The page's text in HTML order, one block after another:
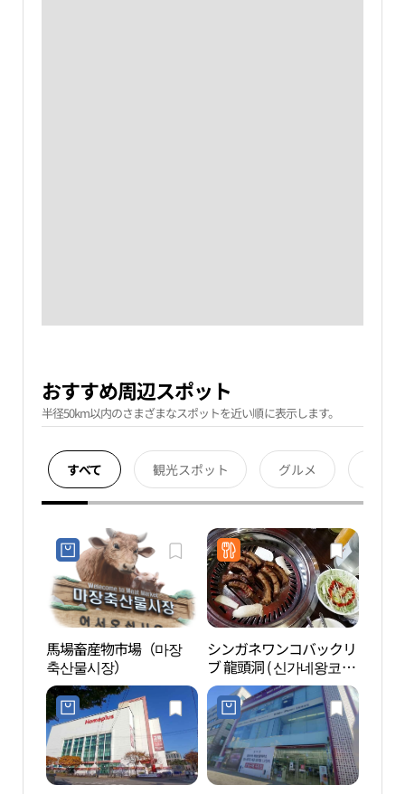
おすすめ周辺スポット
半径50km以内のさまざまなスポットを近い順に表示します。
すべて 観光スポット グルメ
馬場畜産物市場（마장
축산물시장）
シンガネワンコバックリ
ブ 龍頭洞 ( 신가네왕코등
갈비 용두동 )